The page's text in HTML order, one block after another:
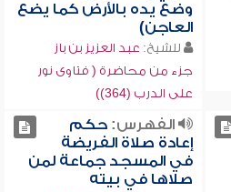
وضع يده بالأرض كما يضع
العاجن)
للشيخ: عبد العزيز بن باز
جزء من محاضرة ( فتاوى نور
على الدرب (364))
الفهرس:حكم
إعادة صلاة الفريضة
في المسجد جماعة لمن
صلاها في بيته